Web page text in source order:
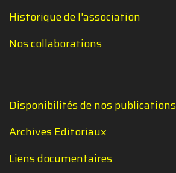
Historique de l'association
Nos collaborations
Disponibilités de nos publications
Archives Editoriaux
Liens documentaires